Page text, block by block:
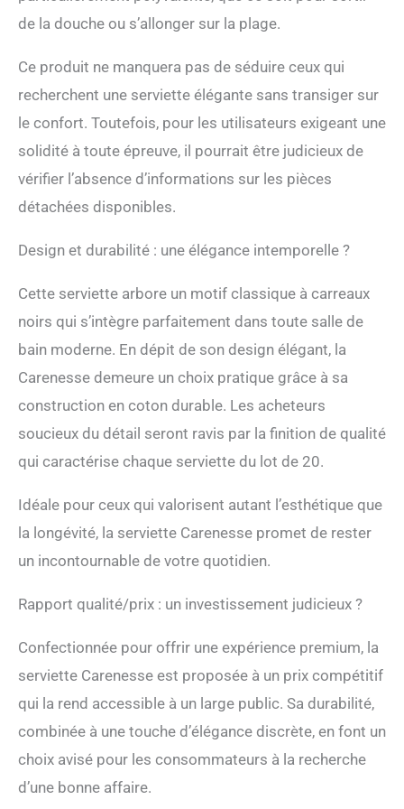
serviettes – Agréable à
porter. ❤️ Pratique et
de hammam classiques
sont très pratiques et
hammam ! plage, sauna,
spa, sport, salle de bain,
couverture de bébé, de
peshtemis sont très à la
mode même pour les
entretien : 100 % coton
sans substances nocives.
°C - Passe au sèche-linge.
Le cas échéant, il est
d'adoucissant, ce qui
réduit la capacité
rétrécissement de 10 %.
les serviettes turques ont
une texture solide au
début. Ne vous inquiétez
pas, ce n'est pas un
deviennent plus doux et
lavage. Les franges qui se
détachent lors du lavage
peuvent être facilement
retournées et nouées.
de la douche ou s’allonger sur la plage.
Ce produit ne manquera pas de séduire ceux qui
recherchent une serviette élégante sans transiger sur
le confort. Toutefois, pour les utilisateurs exigeant une
solidité à toute épreuve, il pourrait être judicieux de
vérifier l’absence d’informations sur les pièces
détachées disponibles.
Design et durabilité : une élégance intemporelle ?
Cette serviette arbore un motif classique à carreaux
noirs qui s’intègre parfaitement dans toute salle de
bain moderne. En dépit de son design élégant, la
Carenesse demeure un choix pratique grâce à sa
construction en coton durable. Les acheteurs
soucieux du détail seront ravis par la finition de qualité
qui caractérise chaque serviette du lot de 20.
Idéale pour ceux qui valorisent autant l’esthétique que
la longévité, la serviette Carenesse promet de rester
un incontournable de votre quotidien.
Rapport qualité/prix : un investissement judicieux ?
Confectionnée pour offrir une expérience premium, la
serviette Carenesse est proposée à un prix compétitif
qui la rend accessible à un large public. Sa durabilité,
combinée à une touche d’élégance discrète, en font un
choix avisé pour les consommateurs à la recherche
d’une bonne affaire.